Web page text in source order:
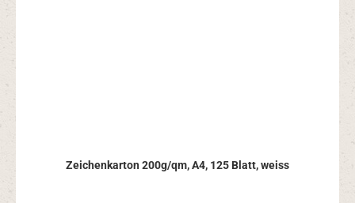
Zeichenkarton 200g/qm, A4, 125 Blatt, weiss